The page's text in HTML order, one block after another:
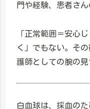
門や経験、患者さ
「正常範囲＝安心
く」でもない。そ
護師としての腕の見
白血球は、採血の